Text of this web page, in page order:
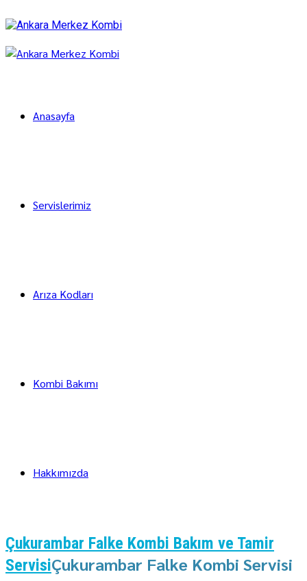
Anasayfa
Servislerimiz
Arıza Kodları
Kombi Bakımı
Hakkımızda
Çukurambar Falke Kombi Bakım ve Tamir
ServisiÇukurambar Falke Kombi Servisi